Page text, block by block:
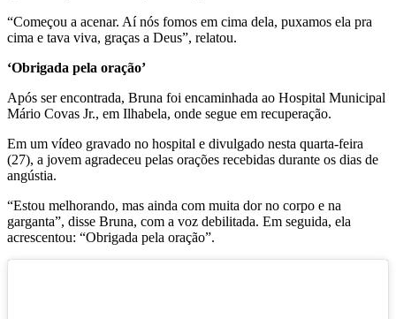
“Começou a acenar. Aí nós fomos em cima dela, puxamos ela pra
cima e tava viva, graças a Deus”, relatou.
‘Obrigada pela oração’
Após ser encontrada, Bruna foi encaminhada ao Hospital Municipal
Mário Covas Jr., em Ilhabela, onde segue em recuperação.
Em um vídeo gravado no hospital e divulgado nesta quarta-feira
(27), a jovem agradeceu pelas orações recebidas durante os dias de
angústia.
“Estou melhorando, mas ainda com muita dor no corpo e na
garganta”, disse Bruna, com a voz debilitada. Em seguida, ela
acrescentou: “Obrigada pela oração”.